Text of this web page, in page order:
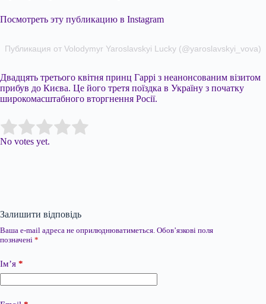
Посмотреть эту публикацию в Instagram
Публикация от Volodymyr Yaroslavskyi Lucky (@yaroslavskyi_vova)
Двадцять третього квітня принц Гаррі з неанонсованим візитом
прибув до Києва. Це його третя поїздка в Україну з початку
широкомасштабного вторгнення Росії.
Rate this item:
No votes yet.
Залишити відповідь
Ваша e-mail адреса не оприлюднюватиметься. Обов’язкові поля
позначені *
Ім’я *